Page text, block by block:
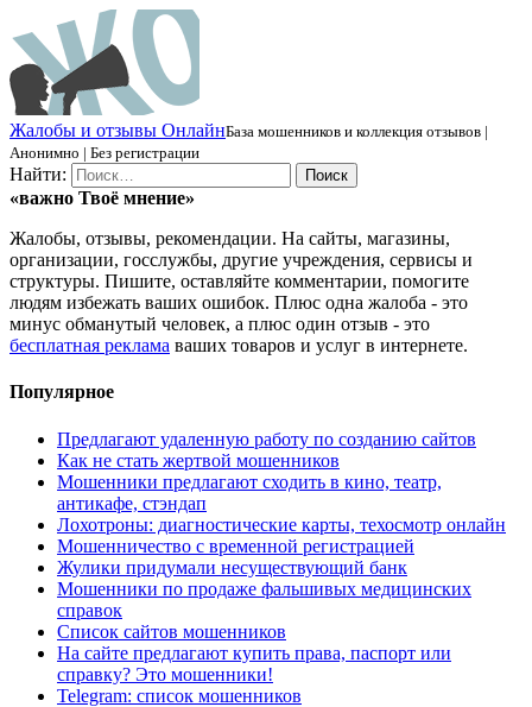
Жалобы и отзывы ОнлайнБаза мошенников и коллекция отзывов |
Анонимно | Без регистрации
Найти:
«важно Твоё мнение»
Жалобы, отзывы, рекомендации. На сайты, магазины,
организации, госслужбы, другие учреждения, сервисы и
структуры. Пишите, оставляйте комментарии, помогите
людям избежать ваших ошибок. Плюс одна жалоба - это
минус обманутый человек, а плюс один отзыв - это
бесплатная реклама ваших товаров и услуг в интернете.
Популярное
Предлагают удаленную работу по созданию сайтов
Как не стать жертвой мошенников
Мошенники предлагают сходить в кино, театр,
антикафе, стэндап
Лохотроны: диагностические карты, техосмотр онлайн
Мошенничество с временной регистрацией
Жулики придумали несуществующий банк
Мошенники по продаже фальшивых медицинских
справок
Список сайтов мошенников
На сайте предлагают купить права, паспорт или
справку? Это мошенники!
Telegram: список мошенников